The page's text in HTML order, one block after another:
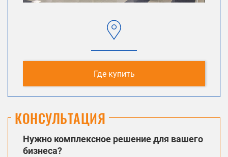
Где купить
КОНСУЛЬТАЦИЯ
Нужно комплексное решение для вашего
бизнеса?